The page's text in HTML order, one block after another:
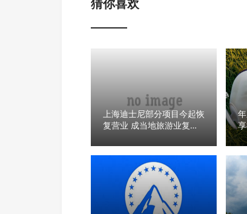
猜你喜欢
上海迪士尼部分项目今起恢
复营业 成当地旅游业复苏